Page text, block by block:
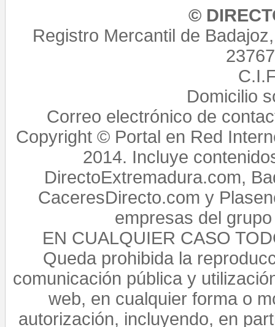
©
Registro Mercantil de
Domicilio
Correo electrónico de
Copyright © Portal en Red
2014. Incluye
DirectoExtremadura.com,
CaceresDirecto.com y
empresas del
EN CUALQUIER CASO
Queda prohibida la
comunicación pública y
web, en cualquier forma o
autorización, incluyendo, en